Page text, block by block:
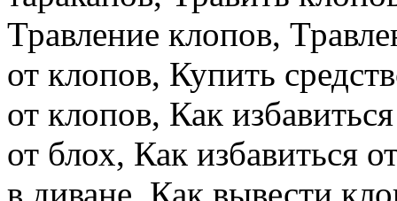
Травление клопов,
от клопов, Купить
от клопов, Как
от блох, Как избавиться
в диване, Как вывести